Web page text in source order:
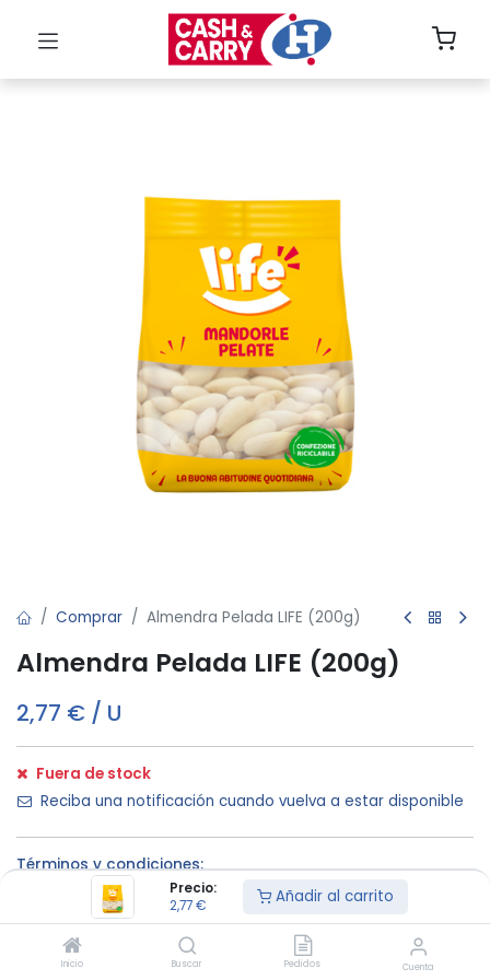
Precio:
2,77€ Añadir al carrito
Inicio Buscar Pedidos Cuenta
Comprar Almendra Pelada LIFE (200g)
Almendra Pelada LIFE (200g)
2,77 € / U
Fuera de stock
Reciba una notificación cuando vuelva a estar disponible
Términos y condiciones:
Mínimo de
compra €200
Entrega a
domicilio
Calidad
garantizada